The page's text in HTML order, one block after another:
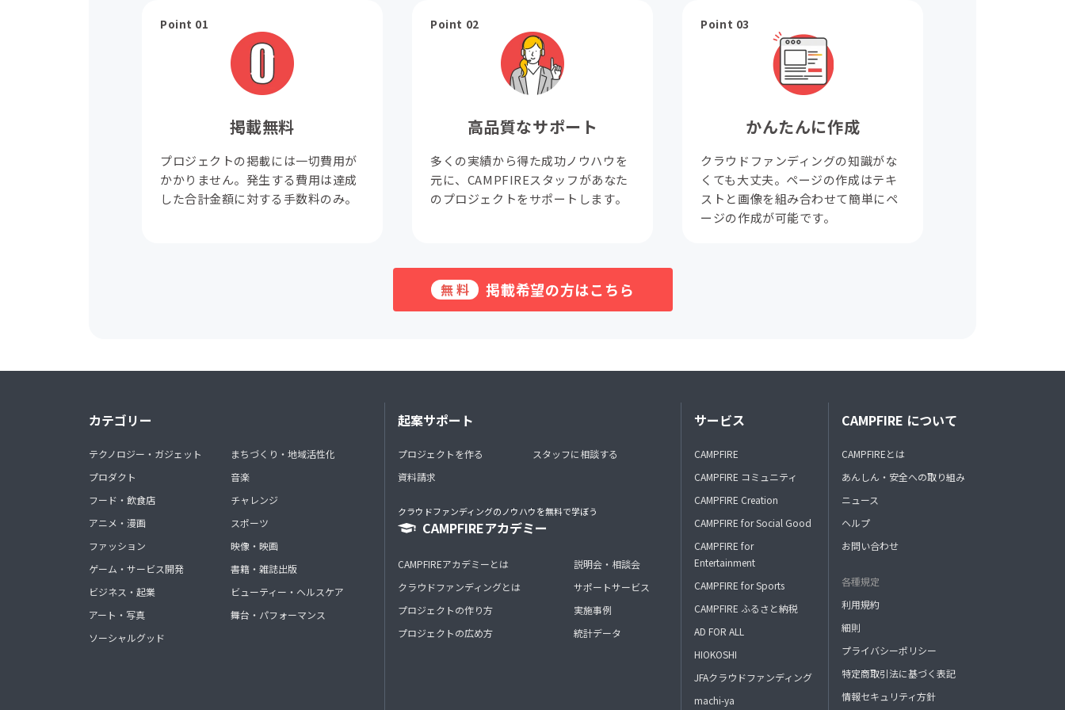
Point 01
掲載無料
プロジェクトの掲載には一切費用が
かかりません。発生する費用は達成
した合計金額に対する手数料のみ。
Point 02
高品質なサポート
多くの実績から得た成功ノウハウを
元に、CAMPFIREスタッフがあなた
のプロジェクトをサポートします。
Point 03
かんたんに作成
クラウドファンディングの知識がな
くても大丈夫。ページの作成はテキ
ストと画像を組み合わせて簡単にペ
ージの作成が可能です。
無料 掲載希望の方はこちら
カテゴリー
テクノロジー・ガジェット
プロダクト
フード・飲食店
アニメ・漫画
ファッション
ゲーム・サービス開発
ビジネス・起業
アート・写真
ソーシャルグッド
まちづくり・地域活性化
音楽
チャレンジ
スポーツ
映像・映画
書籍・雑誌出版
ビューティー・ヘルスケア
舞台・パフォーマンス
起案サポート
プロジェクトを作る
資料請求
スタッフに相談する
クラウドファンディングのノウハウを無料で学ぼう
CAMPFIREアカデミー
CAMPFIREアカデミーとは
クラウドファンディングとは
プロジェクトの作り方
プロジェクトの広め方
説明会・相談会
サポートサービス
実施事例
統計データ
サービス
CAMPFIRE
CAMPFIRE コミュニティ
CAMPFIRE Creation
CAMPFIRE for Social Good
CAMPFIRE for
Entertainment
CAMPFIRE for Sports
CAMPFIRE ふるさと納税
AD FOR ALL
HIOKOSHI
JFAクラウドファンディング
machi-ya
CAMPFIRE について
CAMPFIREとは
あんしん・安全への取り組み
ニュース
ヘルプ
お問い合わせ
各種規定
利用規約
細則
プライバシーポリシー
特定商取引法に基づく表記
情報セキュリティ方針